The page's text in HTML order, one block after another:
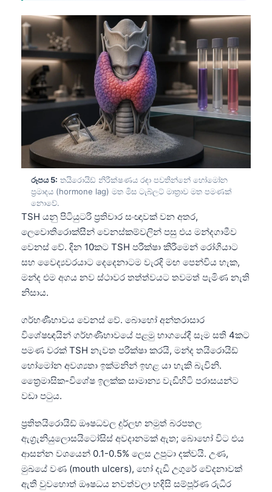
රූපය 5: තයිරොයිඩ් නිරීක්ෂණය රඳා පවතින්නේ හෝමෝන
ප්‍රමාදය (hormone lag) මත මිස ටැබ්ලට් මාත්‍රාව මත පමණක්
නොවේ.
TSH යනු පිටියුටරි ප්‍රතිචාර සංඥාවක් වන අතර,
ලෙවොතිරොක්සීන් වෙනස්කම්වලින් පසු එය මන්දගාමීව
වෙනස් වේ. දින 10කට TSH පරීක්ෂා කිරීමෙන් රෝගියාට
සහ වෛද්‍යවරයාට දෙදෙනාටම වැරදි මඟ පෙන්විය හැක,
මන්ද එම අගය නව ස්ථාවර තත්ත්වයට තවමත් පැමිණ නැති
නිසාය.
ගර්භණීභාවය වෙනස් වේ. බොහෝ අන්තරාසාර
විශේෂඥයින් ගර්භණීභාවයේ පළමු භාගයේදී සෑම සති 4කට
පමණ වරක් TSH නැවත පරීක්ෂා කරයි, මන්ද තයිරොයිඩ්
හෝමෝන අවශ්‍යතා ඉක්මනින් ඉහළ යා හැකි බැවිනි.
ත්‍රෛමාසික-විශේෂ ඉලක්ක සාමාන්‍ය වැඩිහිටි පරාසයන්ට
වඩා පටුය.
ප්‍රතිතයිරොයිඩ් ඖෂධවල දුර්ලභ නමුත් බරපතල
ඇග්‍රැනියුලොසයිටෝසිස් අවදානමක් ඇත; බොහෝ විට එය
ආසන්න වශයෙන් 0.1-0.5% ලෙස උපුටා දක්වයි. උණ,
මුඛයේ වණ (mouth ulcers), හෝ දැඩි උගුරේ වේදනාවක්
ඇති වුවහොත් ඖෂධය නවත්වලා හදිසි සම්පූර්ණ රුධිර
Suomi
Hrvatski
Slovenčina
كوردی‎
پښتو
سنڌي
অসমীয়া
Galego
Latviešu valoda
Euskara
Gàidhlig
العربية المغربية
Afrikaans
Монгол
ພາສາລາວ
Basa Jawa
Cebuano
ئۇيغۇرچە
Кыргызча
Татар теле
Беларуская мова
Esperanto